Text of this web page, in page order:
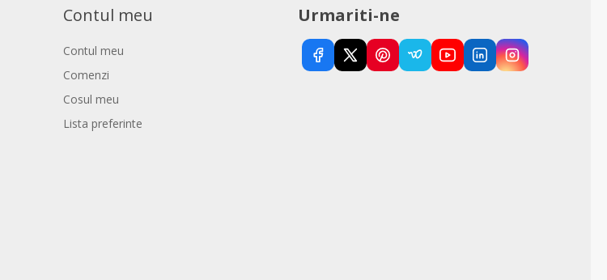
Contul meu
Contul meu
Comenzi
Cosul meu
Lista preferinte
Urmariti-ne